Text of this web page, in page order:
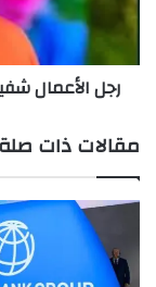
القمة
عالم
الأعمال
رجل الأعمال
مقالات ذات صلة